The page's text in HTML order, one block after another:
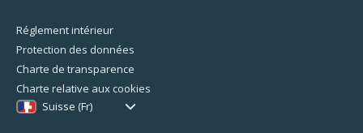
Réglement intérieur
Protection des données
Charte de transparence
Charte relative aux cookies
Suisse (Fr)